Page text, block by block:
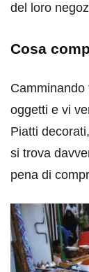
del loro
Cosa
oggetti e vi
Piatti
si trova
pena di